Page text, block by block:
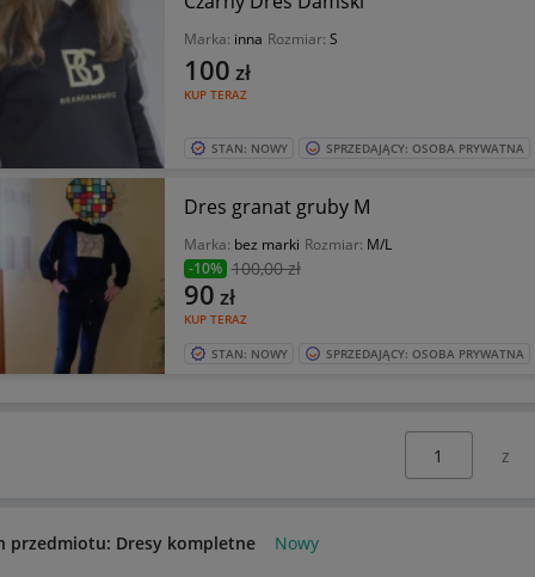
Marka: inna Rozmiar: S
KUP TERAZ
100 zł
STAN: NOWY SPRZEDAJĄCY: OSOBA PRYWATNA
Dres granat gruby M
Marka: bez marki Rozmiar: M/L
-10% 100,00 zł
KUP TERAZ
90 zł
STAN: NOWY SPRZEDAJĄCY: OSOBA PRYWATNA
z
przedmiotu: Dresy kompletne Nowy